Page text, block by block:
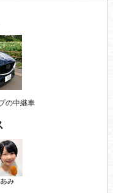
の中継車